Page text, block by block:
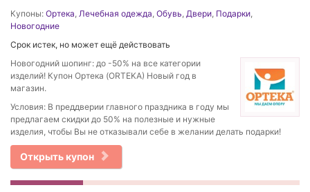
Купоны: Ортека Лечебная одежда Обувь Двери Подарки
Новогодние
Срок истек, но может ещё действовать
Новогодний шопинг: до -50% на все категории
изделий! Купон Ортека (ORTEKA) Новый год в
магазин.
Условия: В преддверии главного праздника в году мы
предлагаем скидки до 50% на полезные и нужные
изделия, чтобы Вы не отказывали себе в желании делать подарки!
Открыть купон